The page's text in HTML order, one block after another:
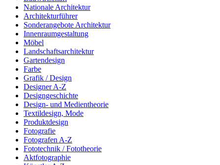
Nationale Architektur
Architekturführer
Sonderangebote Architektur
Innenraumgestaltung
Möbel
Landschaftsarchitektur
Gartendesign
Farbe
Grafik / Design
Designer A-Z
Designgeschichte
Design- und Medientheorie
Textildesign, Mode
Produktdesign
Fotografie
Fotografen A-Z
Fototechnik / Fototheorie
Aktfotographie